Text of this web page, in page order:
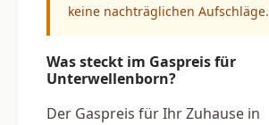
keine nachträglichen Aufschläge.
Was steckt im Gaspreis für
Unterwellenborn?
Der Gaspreis für Ihr Zuhause in